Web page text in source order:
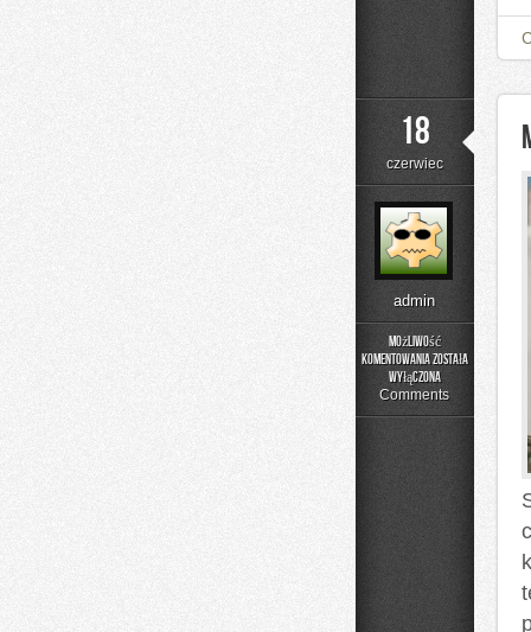
18
czerwiec
admin
Możliwość
komentowania
Uroda
została
wyłączona
Comments